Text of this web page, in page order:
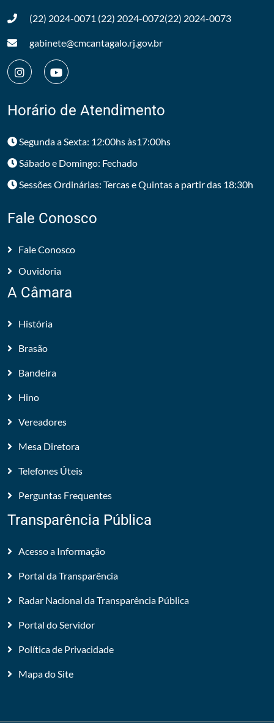
(22) 2024-0071 (22) 2024-0072(22) 2024-0073
gabinete@cmcantagalo.rj.gov.br
Horário de Atendimento
Segunda a Sexta: 12:00hs às17:00hs
Sábado e Domingo: Fechado
Sessões Ordinárias: Tercas e Quintas a partir das 18:30h
Fale Conosco
Fale Conosco
Ouvidoria
A Câmara
História
Brasão
Bandeira
Hino
Vereadores
Mesa Diretora
Telefones Úteis
Perguntas Frequentes
Transparência Pública
Acesso a Informação
Portal da Transparência
Radar Nacional da Transparência Pública
Portal do Servidor
Política de Privacidade
Mapa do Site